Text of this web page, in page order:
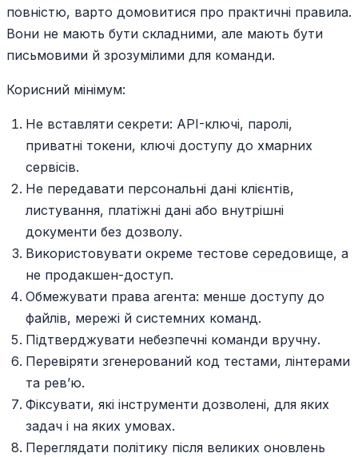
повністю, варто домовитися про практичні правила.
Вони не мають бути складними, але мають бути
письмовими й зрозумілими для команди.
Корисний мінімум:
Не вставляти секрети: API-ключі, паролі,
приватні токени, ключі доступу до хмарних
сервісів.
Не передавати персональні дані клієнтів,
листування, платіжні дані або внутрішні
документи без дозволу.
Використовувати окреме тестове середовище, а
не продакшен-доступ.
Обмежувати права агента: менше доступу до
файлів, мережі й системних команд.
Підтверджувати небезпечні команди вручну.
Перевіряти згенерований код тестами, лінтерами
та рев’ю.
Фіксувати, які інструменти дозволені, для яких
задач і на яких умовах.
Переглядати політику після великих оновлень